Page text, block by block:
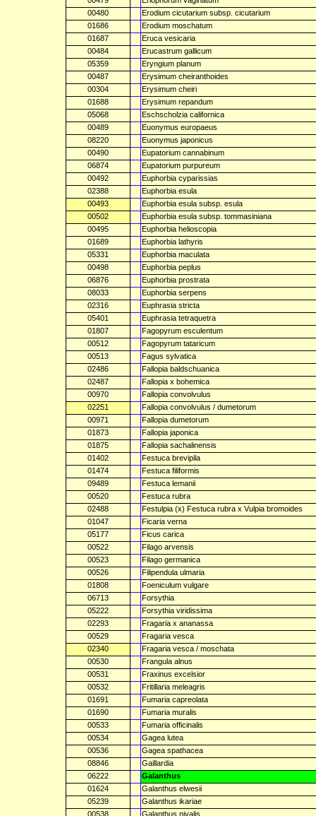
00480
Erodium cicutarium subsp. cicutarium
01686
Erodium moschatum
01687
Eruca vesicaria
00484
Erucastrum gallicum
05359
Eryngium planum
00487
Erysimum cheiranthoides
00304
Erysimum cheiri
01688
Erysimum repandum
05068
Eschscholzia californica
00489
Euonymus europaeus
08220
Euonymus japonicus
00490
Eupatorium cannabinum
06874
Eupatorium purpureum
00492
Euphorbia cyparissias
02388
Euphorbia esula
00493
Euphorbia esula subsp. esula
00502
Euphorbia esula subsp. tommasiniana
00495
Euphorbia helioscopia
01689
Euphorbia lathyris
05331
Euphorbia maculata
00498
Euphorbia peplus
06876
Euphorbia prostrata
08033
Euphorbia serpens
02316
Euphrasia stricta
05401
Euphrasia tetraquetra
01807
Fagopyrum esculentum
00512
Fagopyrum tataricum
00513
Fagus sylvatica
02486
Fallopia baldschuanica
02487
Fallopia x bohemica
00970
Fallopia convolvulus
02251
Fallopia convolvulus / dumetorum
00971
Fallopia dumetorum
01873
Fallopia japonica
01875
Fallopia sachalinensis
01402
Festuca brevipila
01474
Festuca filiformis
09489
Festuca lemanii
00520
Festuca rubra
02488
Festulpia (x) Festuca rubra x Vulpia bromoides
01047
Ficaria verna
05177
Ficus carica
00522
Filago arvensis
00523
Filago germanica
00526
Filipendula ulmaria
01808
Foeniculum vulgare
06713
Forsythia
05222
Forsythia viridissima
02293
Fragaria x ananassa
00529
Fragaria vesca
02340
Fragaria vesca / moschata
00530
Frangula alnus
00531
Fraxinus excelsior
00532
Fritillaria meleagris
01691
Fumaria capreolata
01690
Fumaria muralis
00533
Fumaria officinalis
00534
Gagea lutea
00536
Gagea spathacea
08846
Gaillardia
06222
Galanthus
01624
Galanthus elwesii
05239
Galanthus ikariae
00538
Galanthus nivalis